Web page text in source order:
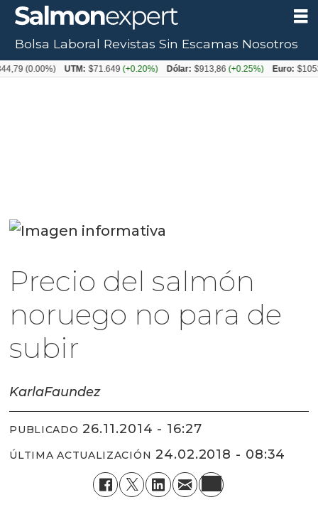
Precio del salmón
noruego no para de
subir
KarlaFaundez
PUBLICADO 26.11.2014 - 16:27
ÚLTIMA ACTUALIZACIÓN 24.02.2018 - 08:34
Bolsa Laboral Revistas Sin Escamas Nosotros
UTM: $71.649(+0.20%) Dólar: $913,86(+0.25%) Euro: $1053,08(-